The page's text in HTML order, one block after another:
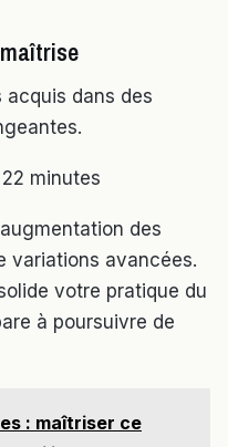
acquis dans des
minutes
des
variations avancées.
votre pratique du
à poursuivre de
: maîtriser ce